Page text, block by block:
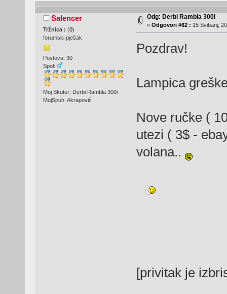
Salencer
Tržnica : (0)
forumski pješak
Postova: 30
Spol:
Moj Skuter: Derbi Rambla 300i
MojSpuh: Akrapović
Odg: Derbi Rambla 300i
« Odgovori #62 : 15 Svibanj,
Pozdrav!
Lampica
Nove ručke (
utezi ( 3$ -
volana..
[privitak je